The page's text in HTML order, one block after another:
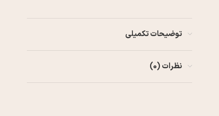
توضیحات تکمیلی
نظرات (0)